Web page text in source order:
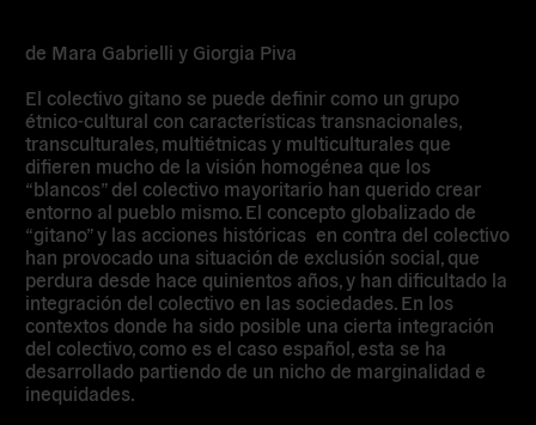
de Mara Gabrielli y Giorgia Piva
El colectivo gitano se puede definir como un grupo
étnico-cultural con características transnacionales,
transculturales, multiétnicas y multiculturales que
difieren mucho de la visión homogénea que los
“blancos” del colectivo mayoritario han querido crear
entorno al pueblo mismo. El concepto globalizado de
“gitano” y las acciones históricas en contra del colectivo
han provocado una situación de exclusión social, que
perdura desde hace quinientos años, y han dificultado la
integración del colectivo en las sociedades. En los
contextos donde ha sido posible una cierta integración
del colectivo, como es el caso español, esta se ha
desarrollado partiendo de un nicho de marginalidad e
inequidades.